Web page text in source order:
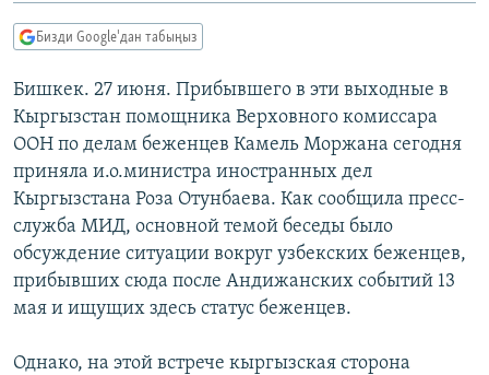
ЭКСПЕРТТЕР ТАЛДАЙТ
БИЗ ЖАНА ДҮЙНӨ
ДАНИСТЕ
ЭЖЕ-СИҢДИЛЕР
АЗАТТЫК+
ЫҢГАЙСЫЗ СУРООЛОР
ӨЗГӨЧӨ ПИКИР
Русский
ОНЛАЙН ШЕРИНЕ
ЭЕ/АРнун бардык сайттары
Бизди Google'дан табыңыз
Бишкек. 27 июня. Прибывшего в эти выходные в
Кыргызстан помощника Верховного комиссара
ООН по делам беженцев Камель Моржана сегодня
приняла и.о.министра иностранных дел
Кыргызстана Роза Отунбаева. Как сообщила пресс-
служба МИД, основной темой беседы было
обсуждение ситуации вокруг узбекских беженцев,
прибывших сюда после Андижанских событий 13
мая и ищущих здесь статус беженцев.
Однако, на этой встрече кыргызская сторона